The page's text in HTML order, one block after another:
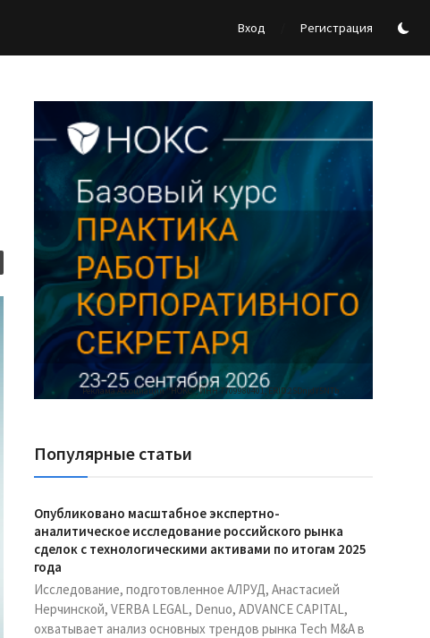
Вход Регистрация
Реклама Ассоциации "НОКС", ИНН 7709980401, ERID:2SDnjdY5NTb
Популярные статьи
Опубликовано масштабное экспертно-
аналитическое исследование российского рынка
сделок с технологическими активами по итогам 2025
года
Исследование, подготовленное АЛРУД, Анастасией
Нерчинской, VERBA LEGAL, Denuo, ADVANCE CAPITAL,
охватывает анализ основных трендов рынка Tech M&A в